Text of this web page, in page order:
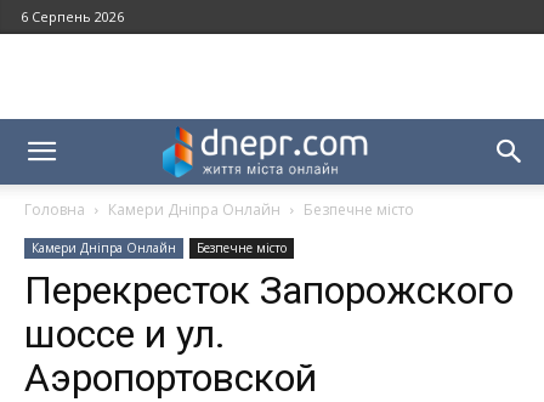
6 Серпень 2026
Головна Камери Дніпра Онлайн Безпечне місто
Камери Дніпра Онлайн Безпечне місто
Перекресток Запорожского
шоссе и ул.
Аэропортовской